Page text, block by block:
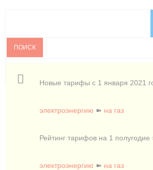
Новые тарифы с 1 января 2021
электроэнергию ➽ на газ
Рейтинг тарифов на 1 полугодие
электроэнергию ➽ на газ
ПОИСК